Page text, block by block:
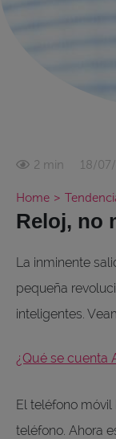
2 min 18/
Home >
Reloj, no
La inminente
pequeña
inteligentes.
¿Qué se cuenta
El teléfono
teléfono. Ahora